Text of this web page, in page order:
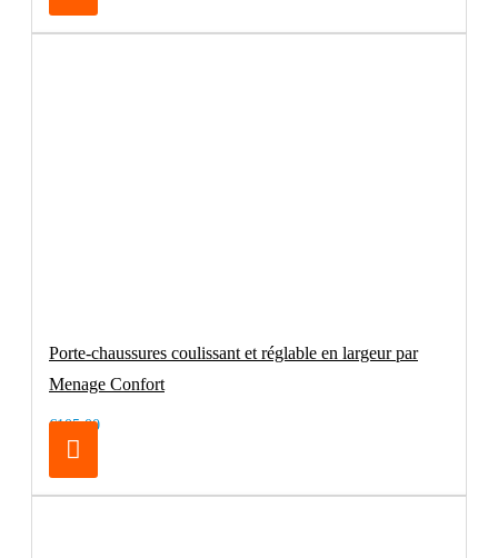
Porte-chaussures coulissant et réglable en largeur par
Menage Confort
€105.00